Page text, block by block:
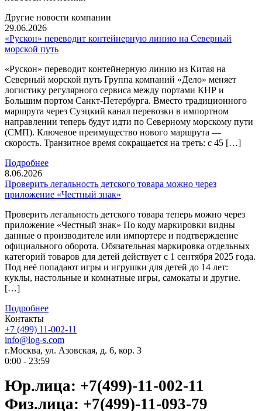
Другие новости компании
29.06.2026
«Рускон» переводит контейнерную линию на Северный
морской путь
«Рускон» переводит контейнерную линию из Китая на
Северный морской путь Группа компаний «Дело» меняет
логистику регулярного сервиса между портами КНР и
Большим портом Санкт-Петербурга. Вместо традиционного
маршрута через Суэцкий канал перевозки в импортном
направлении теперь будут идти по Северному морскому пути
(СМП). Ключевое преимущество нового маршрута —
скорость. Транзитное время сокращается на треть: с 45 […]
Подробнее
8.06.2026
Проверить легальность детского товара можно через
приложение «Честный знак»
Проверить легальность детского товара теперь можно через
приложение «Честный знак» По коду маркировки видны
данные о производителе или импортере и подтверждение
официального оборота. Обязательная маркировка отдельных
категорий товаров для детей действует с 1 сентября 2025 года.
Под неё попадают игры и игрушки для детей до 14 лет:
куклы, настольные и комнатные игры, самокаты и другие.
[…]
Подробнее
Контакты
+7 (499) 11-002-11
info@log-s.com
г.Москва, ул. Азовская, д. 6, кор. 3
0:00 - 23:59
Юр.лица: +7(499)-11-002-11
Физ.лица: +7(499)-11-093-79